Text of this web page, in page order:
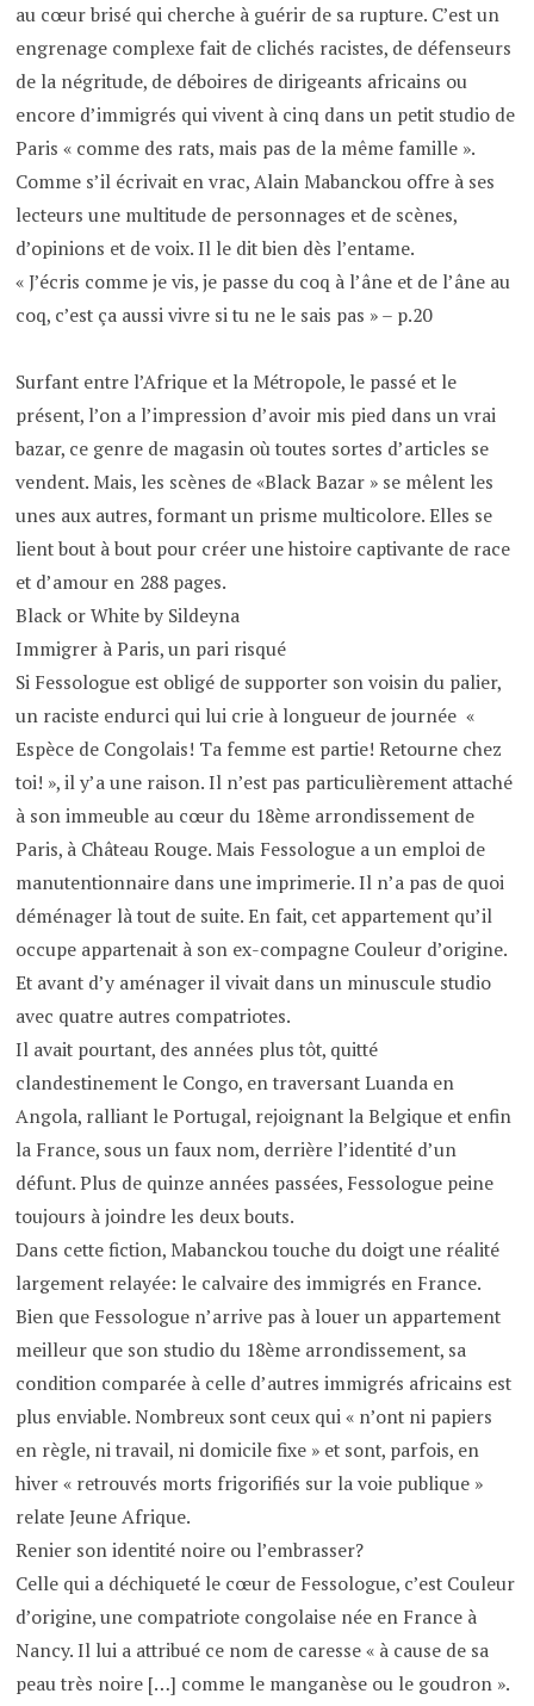
au cœur brisé qui cherche à guérir de sa rupture. C’est un
engrenage complexe fait de clichés racistes, de défenseurs
de la négritude, de déboires de dirigeants africains ou
encore d’immigrés qui vivent à cinq dans un petit studio de
Paris « comme des rats, mais pas de la même famille ».
Comme s’il écrivait en vrac, Alain Mabanckou offre à ses
lecteurs une multitude de personnages et de scènes,
d’opinions et de voix. Il le dit bien dès l’entame.
« J’écris comme je vis, je passe du coq à l’âne et de l’âne au
coq, c’est ça aussi vivre si tu ne le sais pas » – p.20
Surfant entre l’Afrique et la Métropole, le passé et le
présent, l’on a l’impression d’avoir mis pied dans un vrai
bazar, ce genre de magasin où toutes sortes d’articles se
vendent. Mais, les scènes de «Black Bazar » se mêlent les
unes aux autres, formant un prisme multicolore. Elles se
lient bout à bout pour créer une histoire captivante de race
et d’amour en 288 pages.
Black or White by Sildeyna
Immigrer à Paris, un pari risqué
Si Fessologue est obligé de supporter son voisin du palier,
un raciste endurci qui lui crie à longueur de journée «
Espèce de Congolais! Ta femme est partie! Retourne chez
toi! », il y’a une raison. Il n’est pas particulièrement attaché
à son immeuble au cœur du 18ème arrondissement de
Paris, à Château Rouge. Mais Fessologue a un emploi de
manutentionnaire dans une imprimerie. Il n’a pas de quoi
déménager là tout de suite. En fait, cet appartement qu’il
occupe appartenait à son ex-compagne Couleur d’origine.
Et avant d’y aménager il vivait dans un minuscule studio
avec quatre autres compatriotes.
Il avait pourtant, des années plus tôt, quitté
clandestinement le Congo, en traversant Luanda en
Angola, ralliant le Portugal, rejoignant la Belgique et enfin
la France, sous un faux nom, derrière l’identité d’un
défunt. Plus de quinze années passées, Fessologue peine
toujours à joindre les deux bouts.
Dans cette fiction, Mabanckou touche du doigt une réalité
largement relayée: le calvaire des immigrés en France.
Bien que Fessologue n’arrive pas à louer un appartement
meilleur que son studio du 18ème arrondissement, sa
condition comparée à celle d’autres immigrés africains est
plus enviable. Nombreux sont ceux qui « n’ont ni papiers
en règle, ni travail, ni domicile fixe » et sont, parfois, en
hiver « retrouvés morts frigorifiés sur la voie publique »
relate Jeune Afrique.
Renier son identité noire ou l’embrasser?
Celle qui a déchiqueté le cœur de Fessologue, c’est Couleur
d’origine, une compatriote congolaise née en France à
Nancy. Il lui a attribué ce nom de caresse « à cause de sa
peau très noire […] comme le manganèse ou le goudron ».